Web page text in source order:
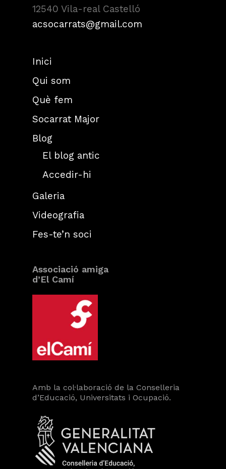
12540 Vila-real Castelló
acsocarrats@gmail.com
Inici
Qui som
Què fem
Socarrat Major
Blog
El blog antic
Accedir-hi
Galeria
Videografia
Fes-te’n soci
Associació amiga
d’El Camí
Amb la col·laboració de la Conselleria
d’Educació, Universitats i Ocupació.